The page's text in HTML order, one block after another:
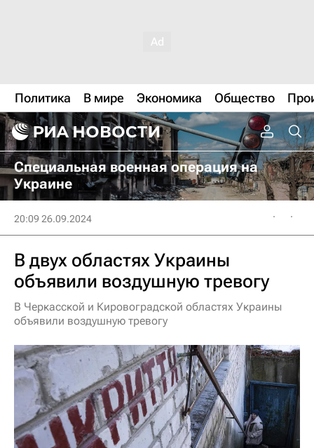
Политика В мире Экономика Общество
Специальная военная операция на
Украине
20:09 26.09.2024
В двух областях Украины
объявили воздушную тревогу
В Черкасской и Кировоградской областях Украины
объявили воздушную тревогу